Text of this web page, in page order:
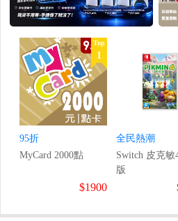
Top
1
95折
MyCard 2000點
$1900
全民熱潮
Switch 皮克敏
版